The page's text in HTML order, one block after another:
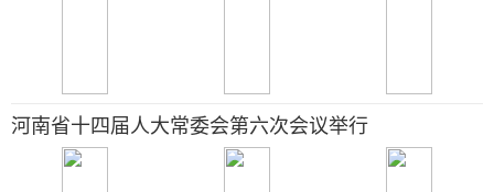
河南省十四届人大常委会第六次会议举行